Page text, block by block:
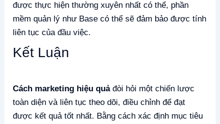
được thực hiện thường xuyên nhất có thể, phần
mềm quản lý như Base có thể sẽ đảm bảo được tính
liên tục của đầu việc.
Kết Luận
Cách marketing hiệu quảđòi hỏi một chiến lược
toàn diện và liên tục theo dõi, điều chỉnh để đạt
được kết quả tốt nhất. Bằng cách xác định mục tiêu